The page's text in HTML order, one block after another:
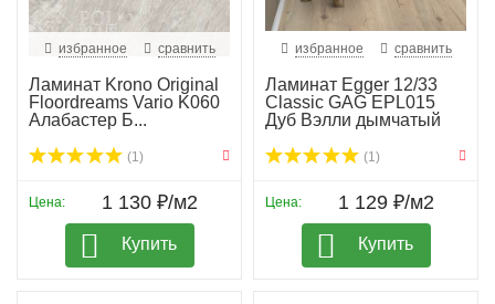
избранное сравнить
Ламинат Krono Original
Floordreams Vario K060
Алабастер Б...
(1)
Цена: 1 130 ₽/м2
Купить
избранное сравнить
Ламинат Egger 12/33
Classic GAG EPL015
Дуб Вэлли дымчатый
(1)
Цена: 1 129 ₽/м2
Купить